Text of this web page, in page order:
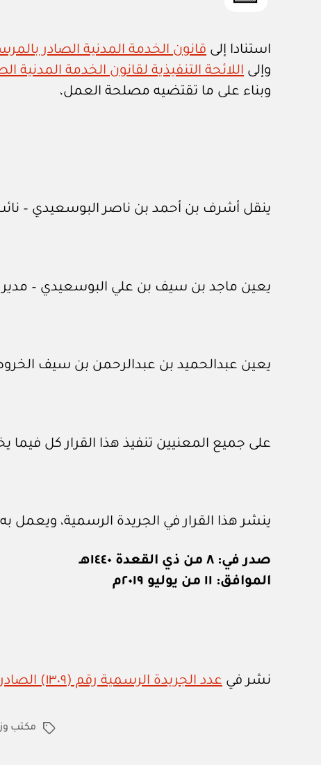
استنادا إلى قانون الخدمة المدنية الصادر بالمرسوم
وإلى اللائحة التنفيذية لقانون الخدمة المدنية
وبناء على ما تقتضيه مصلحة العمل،
ينقل أشرف بن أحمد بن ناصر البوسعيدي –
يعين ماجد بن سيف بن علي البوسعيدي – مدير
يعين عبدالحميد بن عبدالرحمن بن سيف
على جميع المعنيين تنفيذ هذا القرار كل فيما
ينشر هذا القرار في الجريدة الرسمية، ويعمل به
صدر في: ٨ من ذي القعدة ١٤٤٠هـ
الموافق: ١١ من يوليو ٢٠١٩م
نشر في عدد الجريدة الرسمية رقم (١٣٠٩) الصادر في ١٥ / ٩ / ٢٠١٩م
الوسوممكتب